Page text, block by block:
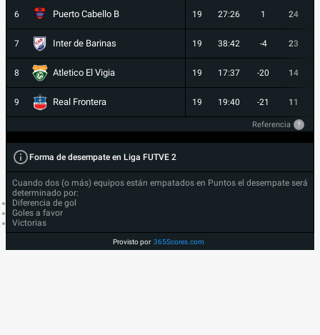
6 Puerto Cabello B 19 27:26 1 24
7 Inter de Barinas 19 38:42 -4 23
8 Atletico El Vigia 19 17:37 -20 14
9 Real Frontera 19 19:40 -21 11
Referencia ?
Forma de desempate en Liga FUTVE 2
Cuando dos (o más) equipos están empatados en Puntos el desempate será
determinado por:
Diferencia de gol
Goles a favor
Victorias
Provisto por 365Scores.com